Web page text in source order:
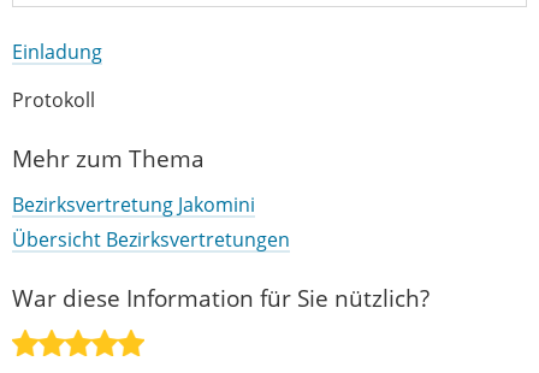
Einladung
Protokoll
Mehr zum Thema
Bezirksvertretung Jakomini
Übersicht Bezirksvertretungen
War diese Information für Sie nützlich?